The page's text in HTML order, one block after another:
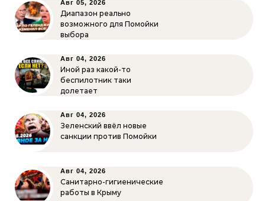
Авг 05, 2026
Диапазон реально
возможного для Помойки
выбора
Авг 04, 2026
Иной раз какой-то
беспилотник таки
долетает
Авг 04, 2026
Зеленский ввёл новые
санкции против Помойки
Авг 04, 2026
Санитарно-гигиенические
работы в Крыму